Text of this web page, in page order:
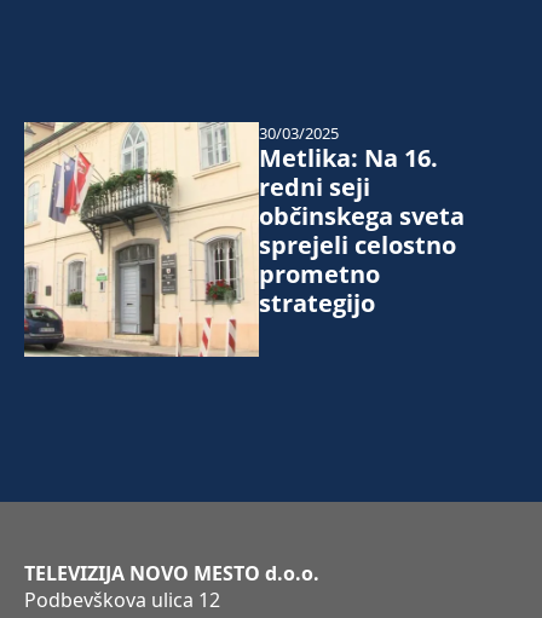
Metlika: Na 16.
redni seji
občinskega sveta
sprejeli celostno
prometno
strategijo
30/03/2025
TELEVIZIJA NOVO MESTO d.o.o.
Podbevškova ulica 12